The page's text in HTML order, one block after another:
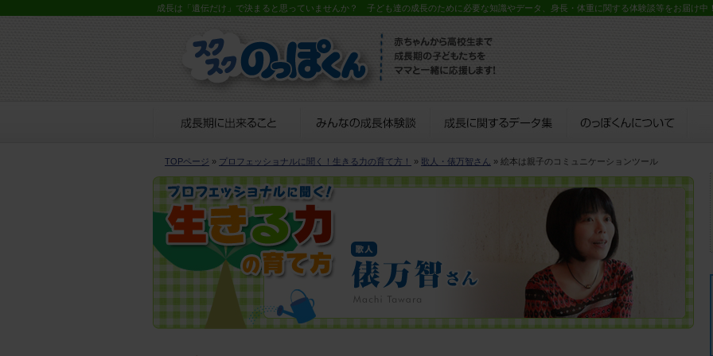
成長は「遺伝だけ」で決まると思っていませんか？ 子ども達の成長のために必要な知識やデータ、身長・体重に関する体験談等をお届け中
TOPページ » プロフェッショナルに聞く！生きる力の育て方！ » 歌人・俵万智さん » 絵本は親子のコミュニケーションツール